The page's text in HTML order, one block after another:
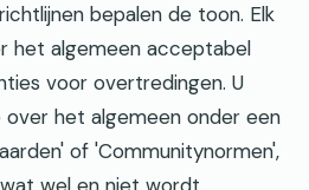
bepalen de toon. Elk
het algemeen acceptabel
voor overtredingen. U
het algemeen onder een
of 'Communitynormen',